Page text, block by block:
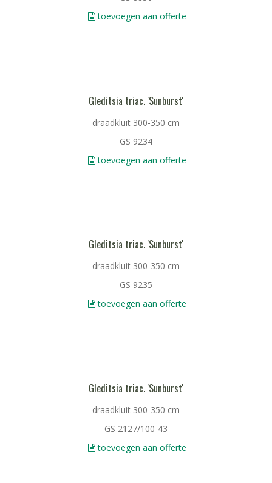
toevoegen aan offerte
Gleditsia triac. 'Sunburst'
draadkluit 300-350 cm
GS 9234
toevoegen aan offerte
Gleditsia triac. 'Sunburst'
draadkluit 300-350 cm
GS 9235
toevoegen aan offerte
Gleditsia triac. 'Sunburst'
draadkluit 300-350 cm
GS 2127/100-43
toevoegen aan offerte